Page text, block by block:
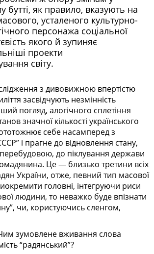
бутті, як правило, вказують на
усталеного культурно-
персонажа соціальної
якого й зупиняє
проекти
світу.
з дивовижною впертістю
засвідчують незмінність
погляд, алогічного сплетіння
значної кількості українського
себе насамперед з
і прагне до відновлення стану,
до піклування держави
Це — близько третини всіх
України, отже, певний тип масової
головні, інтегруючи риси
людини, то неважко буде впізнати
чи, користуючись сленгом,
зумовлене вживання слова
“радянський”?